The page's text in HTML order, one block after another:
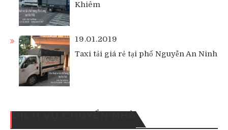
Khiêm
19.01.2019
Taxi tải giá rẻ tại phố Nguyễn An Ninh
DỊCH VỤ CHUYỂN NHÀ